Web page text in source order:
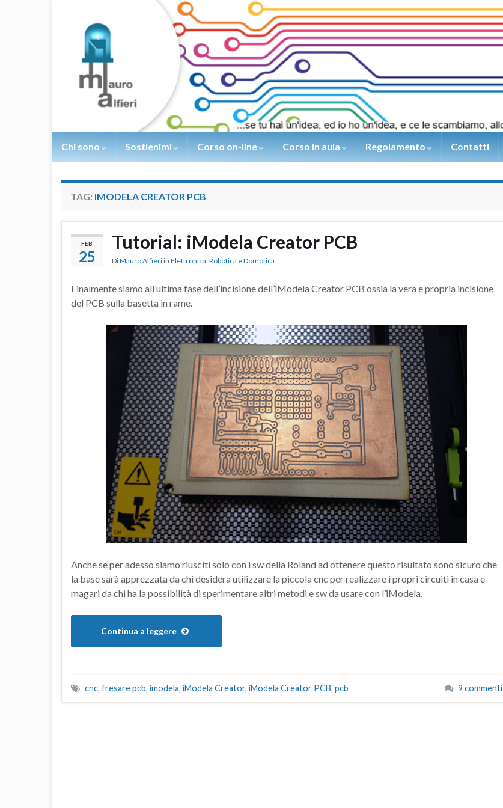
Chi sono Sostienimi Corso on-line Corso in aula Regolamento Contatti
TAG: IMODELA CREATOR PCB
FEB
25
Tutorial: iModela Creator PCB
DiMauro Alfieri in Elettronica, Robotica e Domotica
Finalmente siamo all’ultima fase dell’incisione dell’iModela Creator PCB ossia la vera e propria incisione
del PCB sulla basetta in rame.
Anche se per adesso siamo riusciti solo con i sw della Roland ad ottenere questo risultato sono sicuro che
la base sarà apprezzata da chi desidera utilizzare la piccola cnc per realizzare i propri circuiti in casa e
magari da chi ha la possibilità di sperimentare altri metodi e sw da usare con l’iModela.
Continua a leggere
cnc, fresare pcb, imodela, iModela Creator, iModela Creator PCB, pcb 9 commenti